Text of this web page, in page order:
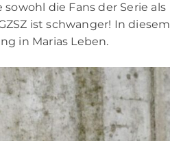
die Fans der Serie als
ist schwanger! In diesem
in Marias Leben.